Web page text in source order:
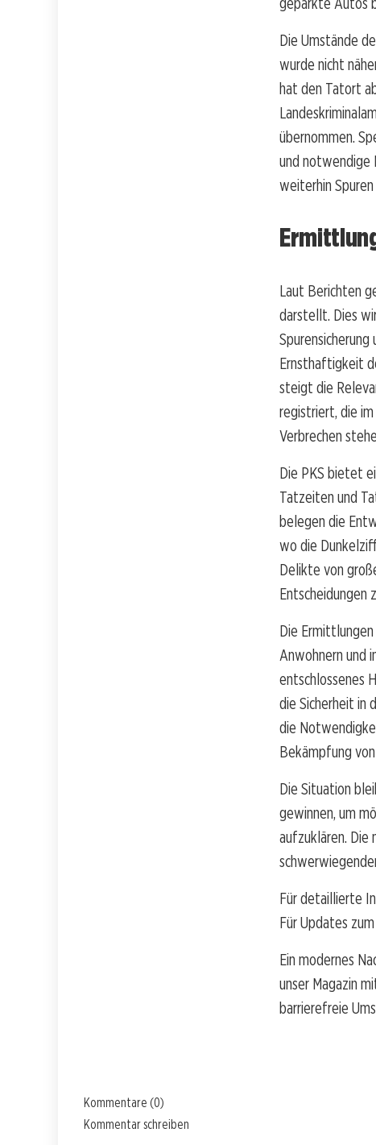
Die Umstände
wurde nicht
hat den Tatort
übernommen.
und notwendige
weiterhin Spuren
Laut Berichten
darstellt. Dies
Ernsthaftigkeit
steigt die
registriert, die
Verbrechen
Die PKS bietet
Tatzeiten und
belegen die
wo die
Delikte von
Entscheidungen
Die
Anwohnern und
entschlossenes
die Sicherheit in
die
Bekämpfung
Die Situation
gewinnen, um
aufzuklären. Die
Für detaillierte
Für Updates
Ein modernes
unser Magazin
barrierefreie
Kommentare (0)
Kommentar schreiben